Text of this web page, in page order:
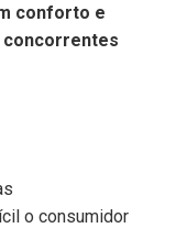
conforto e
o consumidor